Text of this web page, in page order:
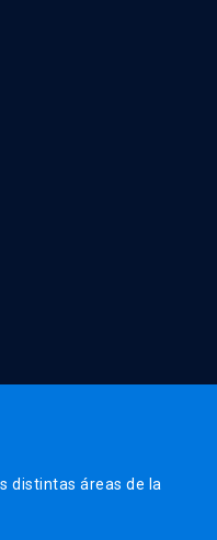
distintas áreas de la